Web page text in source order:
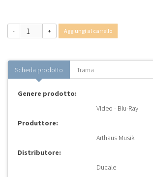
- + Aggiungi al carrello
Scheda prodotto Trama
Genere prodotto:
Video - Blu-Ray
Produttore:
Arthaus Musik
Distributore:
Ducale